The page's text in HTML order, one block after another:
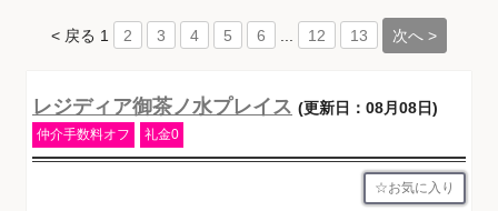
< 戻る 1 2 3 4 5 6 12 13 次へ >
レジディア御茶ノ水プレイス (更新日：08月08日)
仲介手数料オフ 礼金0
お気に入り